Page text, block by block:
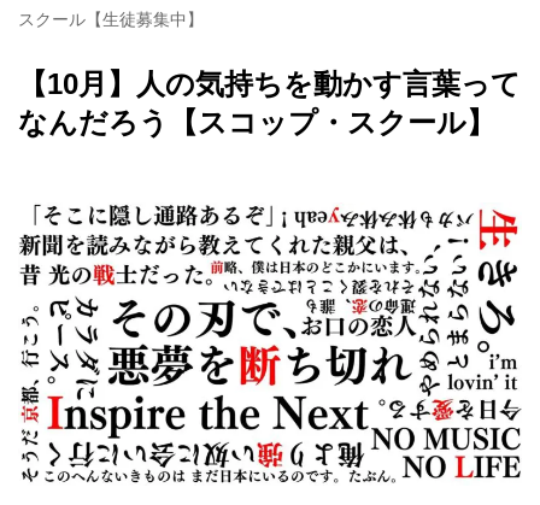
スクール【生徒募集中】
【10月】人の気持ちを動かす言葉って
なんだろう【スコップ・スクール】